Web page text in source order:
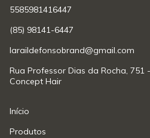
5585981416447
(85) 98141-6447
laraildefonsobrand@gmail.com
Rua Professor Dias da Rocha, 751
Concept Hair
Início
Produtos